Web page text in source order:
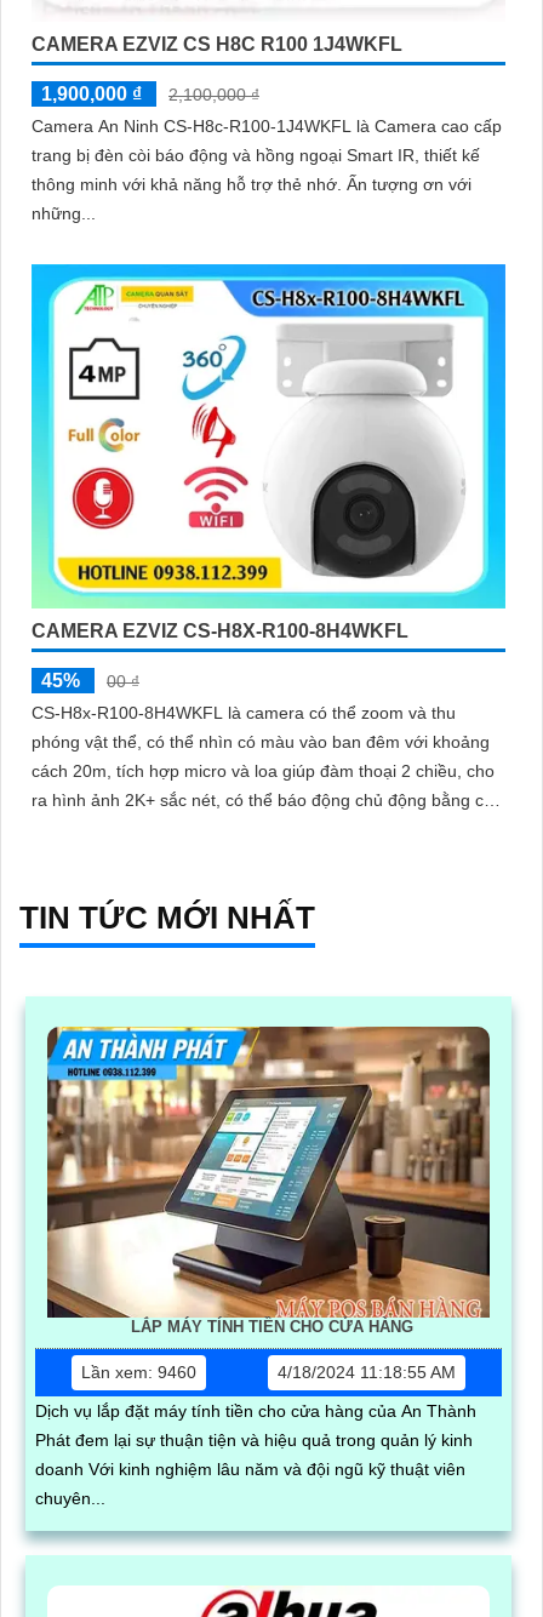
CAMERA EZVIZ CS H8C R100 1J4WKFL
1,900,000 ₫
2,100,000 ₫
Camera An Ninh CS-H8c-R100-1J4WKFL là Camera cao cấp
trang bị đèn còi báo động và hồng ngoại Smart IR, thiết kế
thông minh với khả năng hỗ trợ thẻ nhớ. Ấn tượng ơn với
những...
CAMERA EZVIZ CS-H8X-R100-8H4WKFL
45%
00 ₫
CS-H8x-R100-8H4WKFL là camera có thể zoom và thu
phóng vật thể, có thể nhìn có màu vào ban đêm với khoảng
cách 20m, tích hợp micro và loa giúp đàm thoại 2 chiều, cho
ra hình ảnh 2K+ sắc nét, có thể báo động chủ động bằng còi
TIN TỨC MỚI NHẤT
LẮP MÁY TÍNH TIỀN CHO CỬA HÀNG
Lần xem: 9460
4/18/2024 11:18:55 AM
Dịch vụ lắp đặt máy tính tiền cho cửa hàng của An Thành
Phát đem lại sự thuận tiện và hiệu quả trong quản lý kinh
doanh Với kinh nghiệm lâu năm và đội ngũ kỹ thuật viên
chuyên...